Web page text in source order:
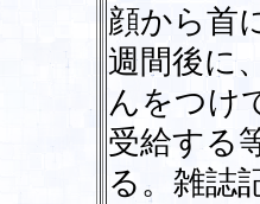
顔から首
週間後に
んをつけ
受給する
る。雑誌